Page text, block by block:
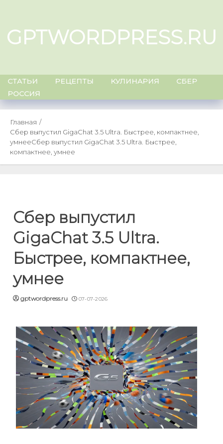
content
GPTWORDPRESS.RU
СТАТЬИ РЕЦЕПТЫ КУЛИНАРИЯ
СБЕР
РОССИЯ
Главная
Сбер выпустил GigaChat 3.5 Ultra. Быстрее, компактнее,
умнееСбер выпустил GigaChat 3.5 Ultra. Быстрее,
компактнее, умнее
Сбер выпустил
GigaChat 3.5 Ultra.
Быстрее, компактнее,
умнее
gptwordpress.ru 07-07-2026